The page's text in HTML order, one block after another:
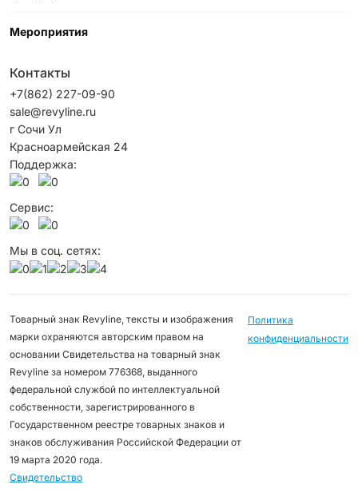
Мероприятия
Контакты
+7(862) 227-09-90
sale@revyline.ru
г Сочи Ул
Красноармейская 24
Поддержка:
Сервис:
Мы в соц. сетях:
Товарный знак Revyline, тексты и изображения
марки охраняются авторским правом на
основании Свидетельства на товарный знак
Revyline за номером 776368, выданного
федеральной службой по интеллектуальной
собственности, зарегистрированного в
Государственном реестре товарных знаков и
знаков обслуживания Российской Федерации от
19 марта 2020 года.
Свидетельство
Политика
конфиденциальности